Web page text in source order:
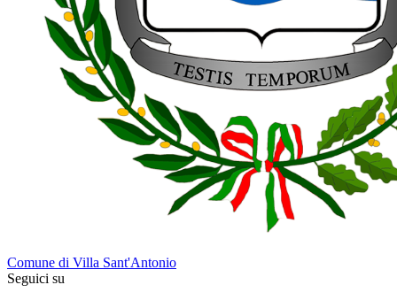
Comune di Villa Sant'Antonio
Seguici su